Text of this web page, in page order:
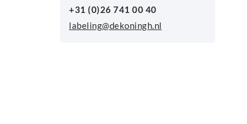
+31 (0)26 741 00 40
labeling@dekoningh.nl